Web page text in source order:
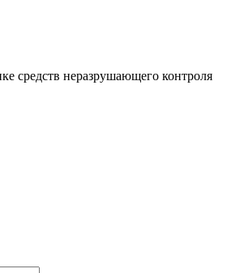
средств неразрушающего контроля